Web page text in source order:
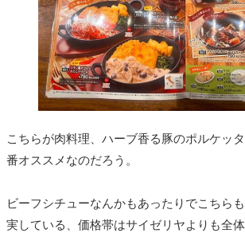
こちらが肉料理、ハーブ香る豚のポルケッ
番オススメなのだろう。
ビーフシチューなんかもあったりでこちら
実している、価格帯はサイゼリヤよりも全